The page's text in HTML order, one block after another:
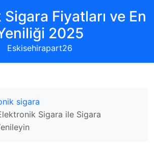
Fiyatları ve En
2025
Eskisehirapart26
sigara
Sigara ile Sigara